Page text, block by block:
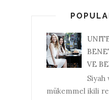
VE
Siyah
mükemmel ikili